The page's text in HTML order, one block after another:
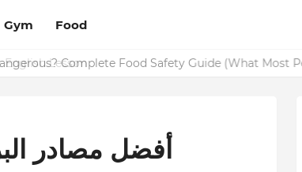
Gym Food
Complete Food Safety Guide (What Most
أفضل مصادر